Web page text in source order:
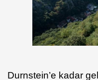
Durnstein’e kadar